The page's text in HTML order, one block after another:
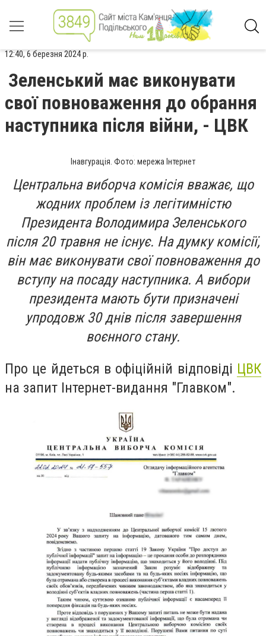
12:40, 6 березня 2024 р.
Зеленський має виконувати
свої повноваження до обрання
наступника після війни, - ЦВК
Інавгурація. Фото: мережа Інтернет
Центральна виборча комісія вважає, що
жодних проблем із легітимністю
Президента Володимира Зеленського
після 20 травня не існує. На думку комісії,
він має виконувати свої повноваження до
вступу на посаду наступника. А вибори
президента мають бути призначені
упродовж 30 днів після завершення
воєнного стану.
Про це йдеться в офіційній відповіді ЦВК
на запит Інтернет-видання "Главком".